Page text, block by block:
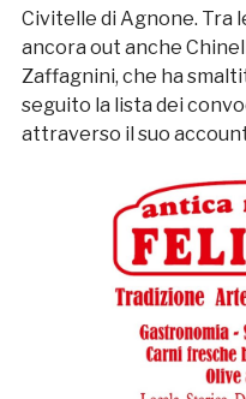
Civitelle di Agnone. Tra
ancora out anche
Zaffagnini, che ha
seguito la lista dei
attraverso il suo